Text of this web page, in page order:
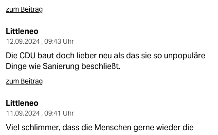
zum Beitrag
Littleneo
12.09.2024 , 09:43 Uhr
Die CDU baut doch lieber neu als das sie so unpopuläre
Dinge wie Sanierung beschließt.
zum Beitrag
Littleneo
11.09.2024 , 09:41 Uhr
Viel schlimmer, dass die Menschen gerne wieder die